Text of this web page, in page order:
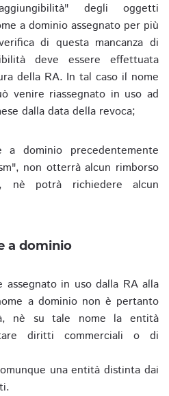
degli oggetti
a dominio assegnato per più
di questa mancanza di
deve essere effettuata
della RA. In tal caso il nome
venire riassegnato in uso ad
dalla data della revoca;
a dominio precedentemente
non otterrà alcun rimborso
nè potrà richiedere alcun
a dominio
in uso dalla RA alla
a dominio non è pertanto
nè su tale nome la entità
diritti commerciali o di
una entità distinta dai